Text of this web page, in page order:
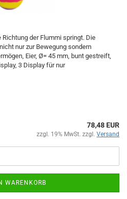
der Flummi springt. Die
nur zur Bewegung sondern
Eier, Ø= 45 mm, bunt gestreift,
3 Display für nur
78,48 EUR
zzgl. 19% MwSt. zzgl. Versand
WARENKORB